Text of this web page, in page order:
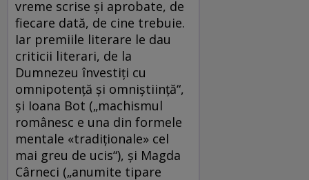
vreme scrise și aprobate, de
fiecare dată, de cine trebuie.
Iar premiile literare le dau
criticii literari, de la
Dumnezeu învestiți cu
omnipotență și omniștiință“,
şi Ioana Bot („machismul
românesc e una din formele
mentale «tradiționale» cel
mai greu de ucis“), şi Magda
Cârneci („anumite tipare